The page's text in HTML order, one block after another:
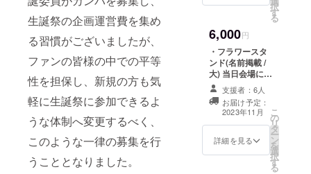
生誕祭の企画運営費を集め
る習慣がございましたが、
ファンの皆様の中での平等
性を担保し、新規の方も気
軽に生誕祭に参加できるよ
うな体制へ変更するべく、
このような一律の募集を行
うこととなりました。
※ネームプレート
のお持ち帰り不
可 ※お名前
（ニックネーム
可）は、6文字ま
でお願いいたし
ます。 ※特殊文
字・記号は使用
できません。
択
す
る
6,000円
・フラワースタ
ンド(名前掲載 /
大) 当日会場にあ
るフラワースタ
ンドに生誕祭支
援者としてお名
前を掲載させて
いただきます。
備考欄に記載希
支援者：6人
お届け予定：
2023年11月
詳細を見る
こ
の
リ
タ
ー
ン
を
選
択
す
る